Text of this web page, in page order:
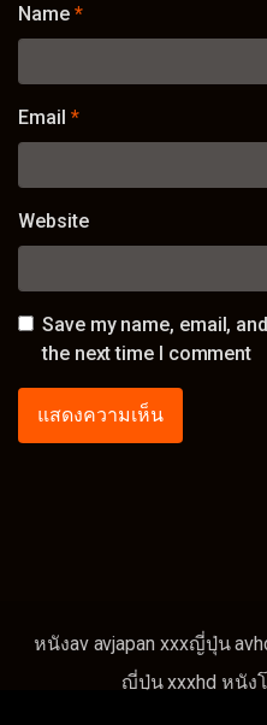
Name *
Email *
Website
Save my name, email,
the next time I comment
หนังav avjapan xxxญี่ปุ่น
ญี่ปุ่น xxxhd หนัง